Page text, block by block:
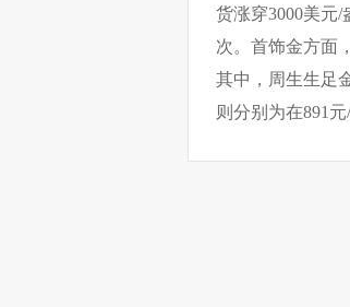
货涨穿3000美元
次。首饰金方面
其中，周生生足
则分别为在891